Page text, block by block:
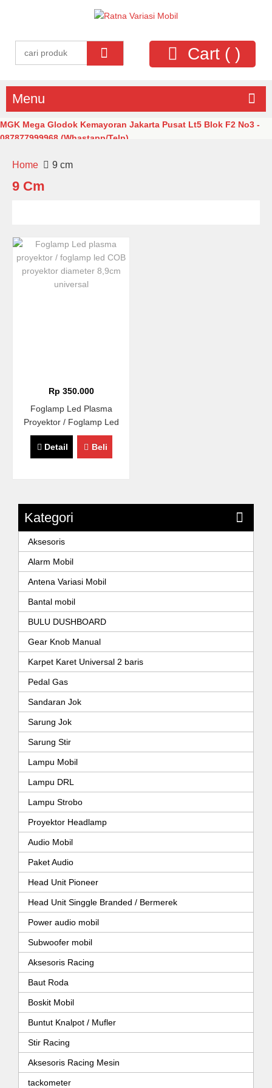
Cart ()
Menu
MGK Mega Glodok Kemayoran Jakarta Pusat Lt5 Blok F2 No3 -
087877999968 (Whastapp/Telp)
Home 9 cm
9 Cm
Rp 350.000
Foglamp Led Plasma
Proyektor / Foglamp Led
COB Proyektor Diameter
8,9cm Universal
Detail Beli
Kategori
Aksesoris
Alarm Mobil
Antena Variasi Mobil
Bantal mobil
BULU DUSHBOARD
Gear Knob Manual
Karpet Karet Universal 2 baris
Pedal Gas
Sandaran Jok
Sarung Jok
Sarung Stir
Lampu Mobil
Lampu DRL
Lampu Strobo
Proyektor Headlamp
Audio Mobil
Paket Audio
Head Unit Pioneer
Head Unit Singgle Branded / Bermerek
Power audio mobil
Subwoofer mobil
Aksesoris Racing
Baut Roda
Boskit Mobil
Buntut Knalpot / Mufler
Stir Racing
Aksesoris Racing Mesin
tackometer